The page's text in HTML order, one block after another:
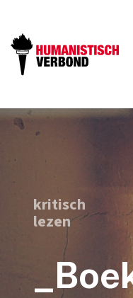
kritisch
lezen